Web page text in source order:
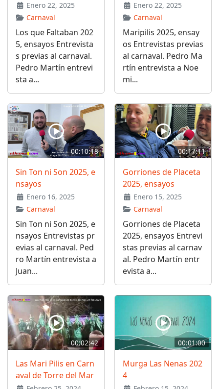
Enero 22, 2025
Carnaval
Los que Faltaban 202
5, ensayos Entrevista
s previas al carnaval.
Pedro Martín entrevi
sta a...
Enero 22, 2025
Carnaval
Maripilis 2025, ensay
os Entrevistas previas
al carnaval. Pedro Ma
rtín entrevista a Noe
mi...
00:10:18
Sin Ton ni Son 2025, e
nsayos
Enero 16, 2025
Carnaval
Sin Ton ni Son 2025, e
nsayos Entrevistas pr
evias al carnaval. Ped
ro Martín entrevista a
Juan...
00:17:11
Gorriones de Placeta
2025, ensayos
Enero 15, 2025
Carnaval
Gorriones de Placeta
2025, ensayos Entrevi
stas previas al carnav
al. Pedro Martín entr
evista a...
00:02:42
Las Mari Pilis en Carn
aval de Torre del Mar
00:01:00
Murga Las Nenas 202
4